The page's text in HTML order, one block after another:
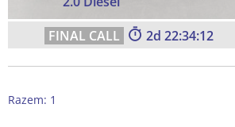
2 22:34:11
Razem: 1